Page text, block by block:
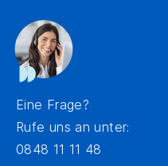
Eine Frage?
Rufe uns an unter:
0848 11 11 48